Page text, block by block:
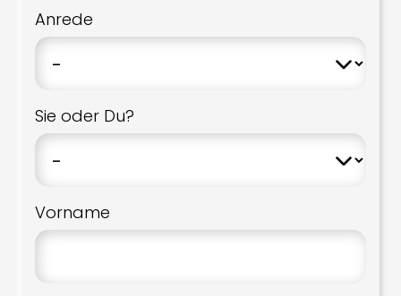
Anrede
Sie oder Du?
Vorname